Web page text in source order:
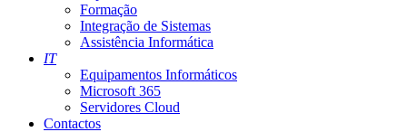
Formação
Integração de Sistemas
Assistência Informática
IT
Equipamentos Informáticos
Microsoft 365
Servidores Cloud
Contactos